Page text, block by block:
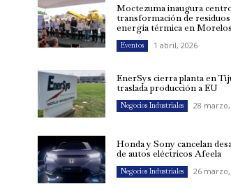
Moctezuma inaugura
transformación de residuos
energía térmica en
Eventos 1 abril, 2026
EnerSys cierra planta en
traslada producción a EU
Negocios Industriales 28 marzo,
Honda y Sony cancelan
de autos eléctricos Afeela
Negocios Industriales 26 marzo,